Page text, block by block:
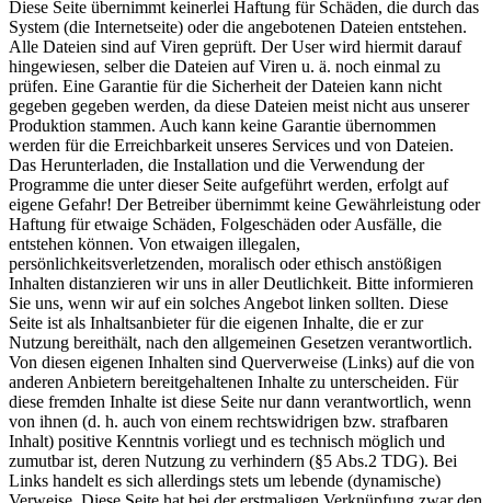
Diese Seite übernimmt keinerlei Haftung für Schäden, die durch das
System (die Internetseite) oder die angebotenen Dateien entstehen.
Alle Dateien sind auf Viren geprüft. Der User wird hiermit darauf
hingewiesen, selber die Dateien auf Viren u. ä. noch einmal zu
prüfen. Eine Garantie für die Sicherheit der Dateien kann nicht
gegeben gegeben werden, da diese Dateien meist nicht aus unserer
Produktion stammen. Auch kann keine Garantie übernommen
werden für die Erreichbarkeit unseres Services und von Dateien.
Das Herunterladen, die Installation und die Verwendung der
Programme die unter dieser Seite aufgeführt werden, erfolgt auf
eigene Gefahr! Der Betreiber übernimmt keine Gewährleistung oder
Haftung für etwaige Schäden, Folgeschäden oder Ausfälle, die
entstehen können. Von etwaigen illegalen,
persönlichkeitsverletzenden, moralisch oder ethisch anstößigen
Inhalten distanzieren wir uns in aller Deutlichkeit. Bitte informieren
Sie uns, wenn wir auf ein solches Angebot linken sollten. Diese
Seite ist als Inhaltsanbieter für die eigenen Inhalte, die er zur
Nutzung bereithält, nach den allgemeinen Gesetzen verantwortlich.
Von diesen eigenen Inhalten sind Querverweise (Links) auf die von
anderen Anbietern bereitgehaltenen Inhalte zu unterscheiden. Für
diese fremden Inhalte ist diese Seite nur dann verantwortlich, wenn
von ihnen (d. h. auch von einem rechtswidrigen bzw. strafbaren
Inhalt) positive Kenntnis vorliegt und es technisch möglich und
zumutbar ist, deren Nutzung zu verhindern (§5 Abs.2 TDG). Bei
Links handelt es sich allerdings stets um lebende (dynamische)